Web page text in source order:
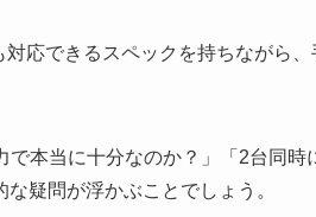
応できるスペックを持ちながら
本当に十分なのか？」「2台同時
疑問が浮かぶことでしょう。